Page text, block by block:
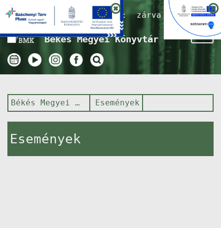
Nyitvatartás ma:zárva
Békés Megyei Könyvtár
Békés Megyei Könyvtár Események
Események